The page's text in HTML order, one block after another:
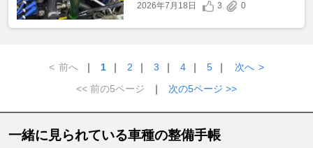
2026年7月18日
3 0
< 前へ ｜ 1 ｜ 2 ｜ 3 ｜ 4 ｜ 5 ｜ 次へ >
<< 前の5ページ
｜ 次の5ページ >>
一緒に見られている車種の整備手帳